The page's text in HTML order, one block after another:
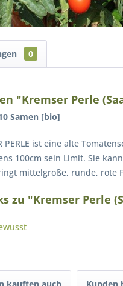
0
"Kremser Perle
Samen [bio]
PERLE ist eine alte
100cm sein Limit. Sie
mittelgroße, runde, rote
zu "Kremser Perle